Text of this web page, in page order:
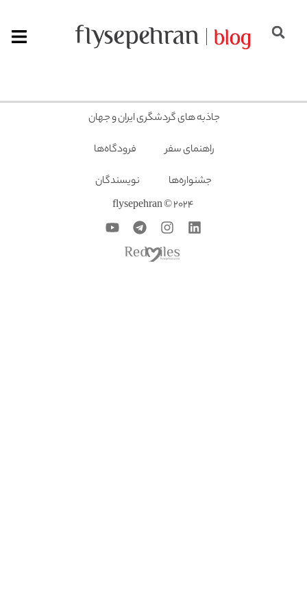
جاذبه های گردشگری ایران و جهان
راهنمای سفر
فرودگاه‌ها
جشنواره‌ها
نویسندگان